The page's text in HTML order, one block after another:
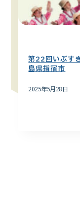
第22回いぶす
島県指宿市
2025年5月28日